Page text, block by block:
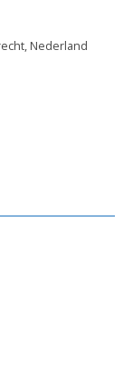
Nederland